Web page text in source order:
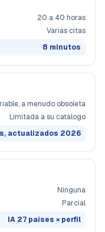
20 a 40 horas
Varias citas
8 minutos
a menudo obsoleta
Limitada a su catálogo
actualizados 2026
Ninguna
Parcial
IA 27 países × perfil